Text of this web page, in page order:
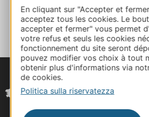
En cliquant sur "Accepter et
acceptez tous les cookies. Le
accepter et fermer" vous permet
votre refus et seuls les cookies
fonctionnement du site seront
pouvez modifier vos choix à tout
obtenir plus d'informations via
de cookies.
Politica sulla riservatezza
AGGIUNGI
AL TACCUINO